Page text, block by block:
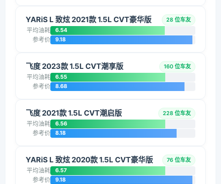
YARiS L 致炫 2021款 1.5L CVT豪华版 28 位车友
平均油耗 6.54
参考价 9.18
飞度 2023款 1.5L CVT潮享版 160 位车友
平均油耗 6.55
参考价 8.68
飞度 2021款 1.5L CVT潮启版 228 位车友
平均油耗 6.56
参考价 8.18
YARiS L 致炫 2020款 1.5L CVT豪华版 76 位车友
平均油耗 6.57
参考价 9.18